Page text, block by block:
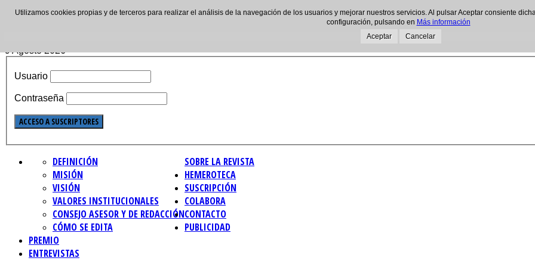
9 Agosto 2026
Usuario
Contraseña
SOBRE LA REVISTA
DEFINICIÓN
MISIÓN
VISIÓN
VALORES INSTITUCIONALES
CONSEJO ASESOR Y DE REDACCIÓN
CÓMO SE EDITA
HEMEROTECA
SUSCRIPCIÓN
COLABORA
CONTACTO
PUBLICIDAD
PREMIO
ENTREVISTAS
Utilizamos cookies propias y de terceros para realizar el análisis de la navegación de los usuarios y mejorar nuestros servicios. Al pulsar Aceptar consiente
configuración, pulsando en Más información
Aceptar
Cancelar